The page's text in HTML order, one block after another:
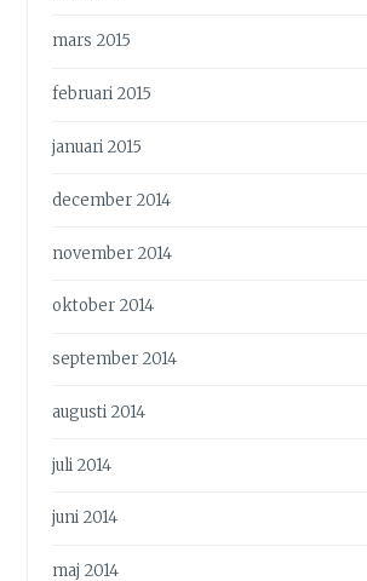
mars 2015
februari 2015
januari 2015
december 2014
november 2014
oktober 2014
september 2014
augusti 2014
juli 2014
juni 2014
maj 2014